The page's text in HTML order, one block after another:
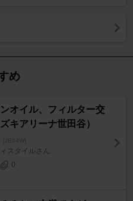
め
オイル、フィルター交
キアリーナ世田谷）
[JB64W]
スタイルさん
0